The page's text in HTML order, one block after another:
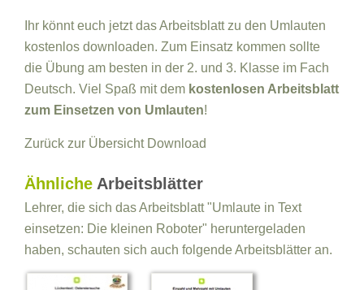
Ihr könnt euch jetzt das Arbeitsblatt zu den Umlauten
kostenlos downloaden. Zum Einsatz kommen sollte
die Übung am besten in der 2. und 3. Klasse im Fach
Deutsch. Viel Spaß mit dem kostenlosen Arbeitsblatt
zum Einsetzen von Umlauten!
Zurück zur Übersicht Download
Ähnliche Arbeitsblätter
Lehrer, die sich das Arbeitsblatt "Umlaute in Text
einsetzen: Die kleinen Roboter" heruntergeladen
haben, schauten sich auch folgende Arbeitsblätter an.